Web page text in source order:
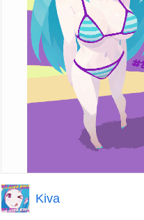
Kiva